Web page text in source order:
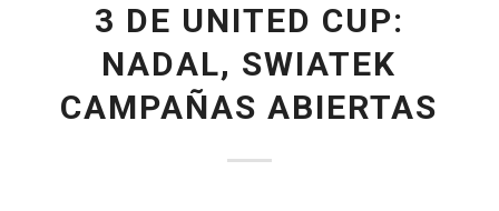
3 DE UNITED CUP:
NADAL, SWIATEK
CAMPAÑAS ABIERTAS